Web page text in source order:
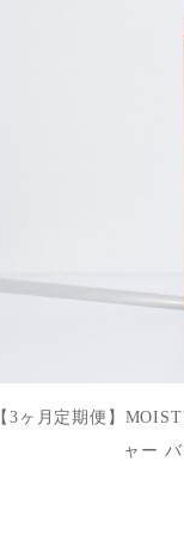
【3ヶ月定期便】
ャー